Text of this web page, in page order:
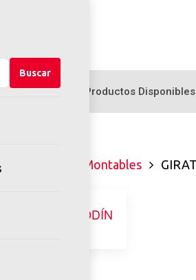
Productos Disponibles
infantiles Montables
Buscar